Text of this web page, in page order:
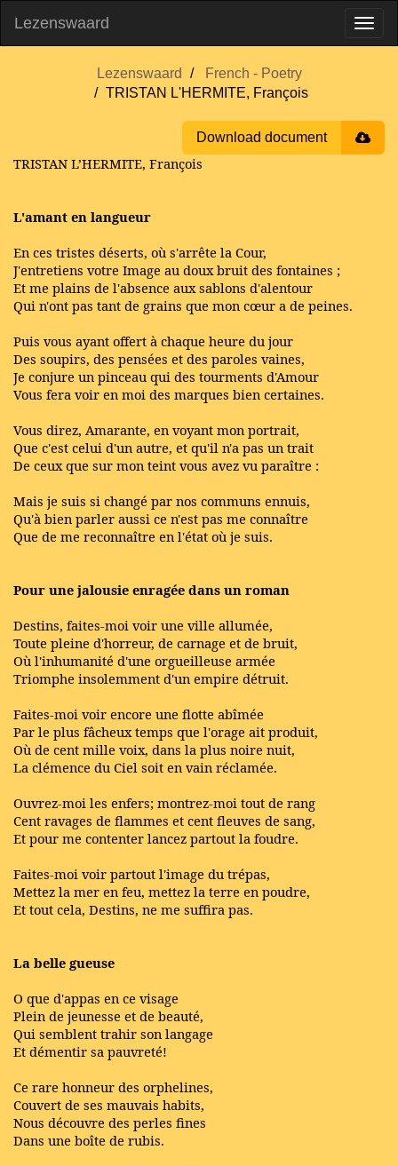
Lezenswaard
Lezenswaard
French - Poetry
TRISTAN L'HERMITE, François
Download document
TRISTAN L’HERMITE, François
L'amant en langueur
En ces tristes déserts, où s'arrête la Cour,
J'entretiens votre Image au doux bruit des fontaines ;
Et me plains de l'absence aux sablons d'alentour
Qui n'ont pas tant de grains que mon cœur a de peines.
Puis vous ayant offert à chaque heure du jour
Des soupirs, des pensées et des paroles vaines,
Je conjure un pinceau qui des tourments d'Amour
Vous fera voir en moi des marques bien certaines.
Vous direz, Amarante, en voyant mon portrait,
Que c'est celui d'un autre, et qu'il n'a pas un trait
De ceux que sur mon teint vous avez vu paraître :
Mais je suis si changé par nos communs ennuis,
Qu'à bien parler aussi ce n'est pas me connaître
Que de me reconnaître en l'état où je suis.
Pour une jalousie enragée dans un roman
Destins, faites-moi voir une ville allumée,
Toute pleine d'horreur, de carnage et de bruit,
Où l'inhumanité d'une orgueilleuse armée
Triomphe insolemment d'un empire détruit.
Faites-moi voir encore une flotte abîmée
Par le plus fâcheux temps que l'orage ait produit,
Où de cent mille voix, dans la plus noire nuit,
La clémence du Ciel soit en vain réclamée.
Ouvrez-moi les enfers; montrez-moi tout de rang
Cent ravages de flammes et cent fleuves de sang,
Et pour me contenter lancez partout la foudre.
Faites-moi voir partout l'image du trépas,
Mettez la mer en feu, mettez la terre en poudre,
Et tout cela, Destins, ne me suffira pas.
La belle gueuse
O que d'appas en ce visage
Plein de jeunesse et de beauté,
Qui semblent trahir son langage
Et démentir sa pauvreté!
Ce rare honneur des orphelines,
Couvert de ses mauvais habits,
Nous découvre des perles fines
Dans une boîte de rubis.